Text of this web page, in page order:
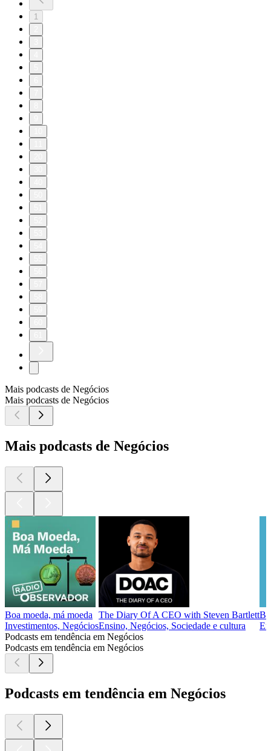
1
Mais podcasts de Negócios
Mais podcasts de Negócios
Mais podcasts de Negócios
Boa moeda, má moeda
Investimentos, Negócios
The Diary Of A CEO with Steven Bartlett
Ensino, Negócios, Sociedade e cultura
Podcasts em tendência em Negócios
Podcasts em tendência em Negócios
Podcasts em tendência em Negócios